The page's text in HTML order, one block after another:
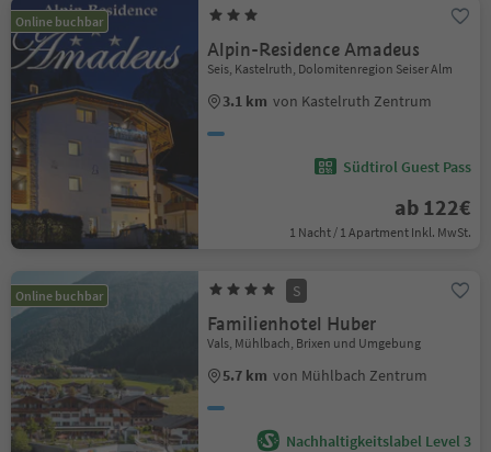
Online buchbar
Alpin-Residence Amadeus
Seis, Kastelruth, Dolomitenregion Seiser Alm
3.1 km von Kastelruth Zentrum
Südtirol Guest Pass
ab 122€
1 Nacht / 1 Apartment Inkl. MwSt.
Online buchbar S
Familienhotel Huber
Vals, Mühlbach, Brixen und Umgebung
5.7 km von Mühlbach Zentrum
Nachhaltigkeitslabel Level 3